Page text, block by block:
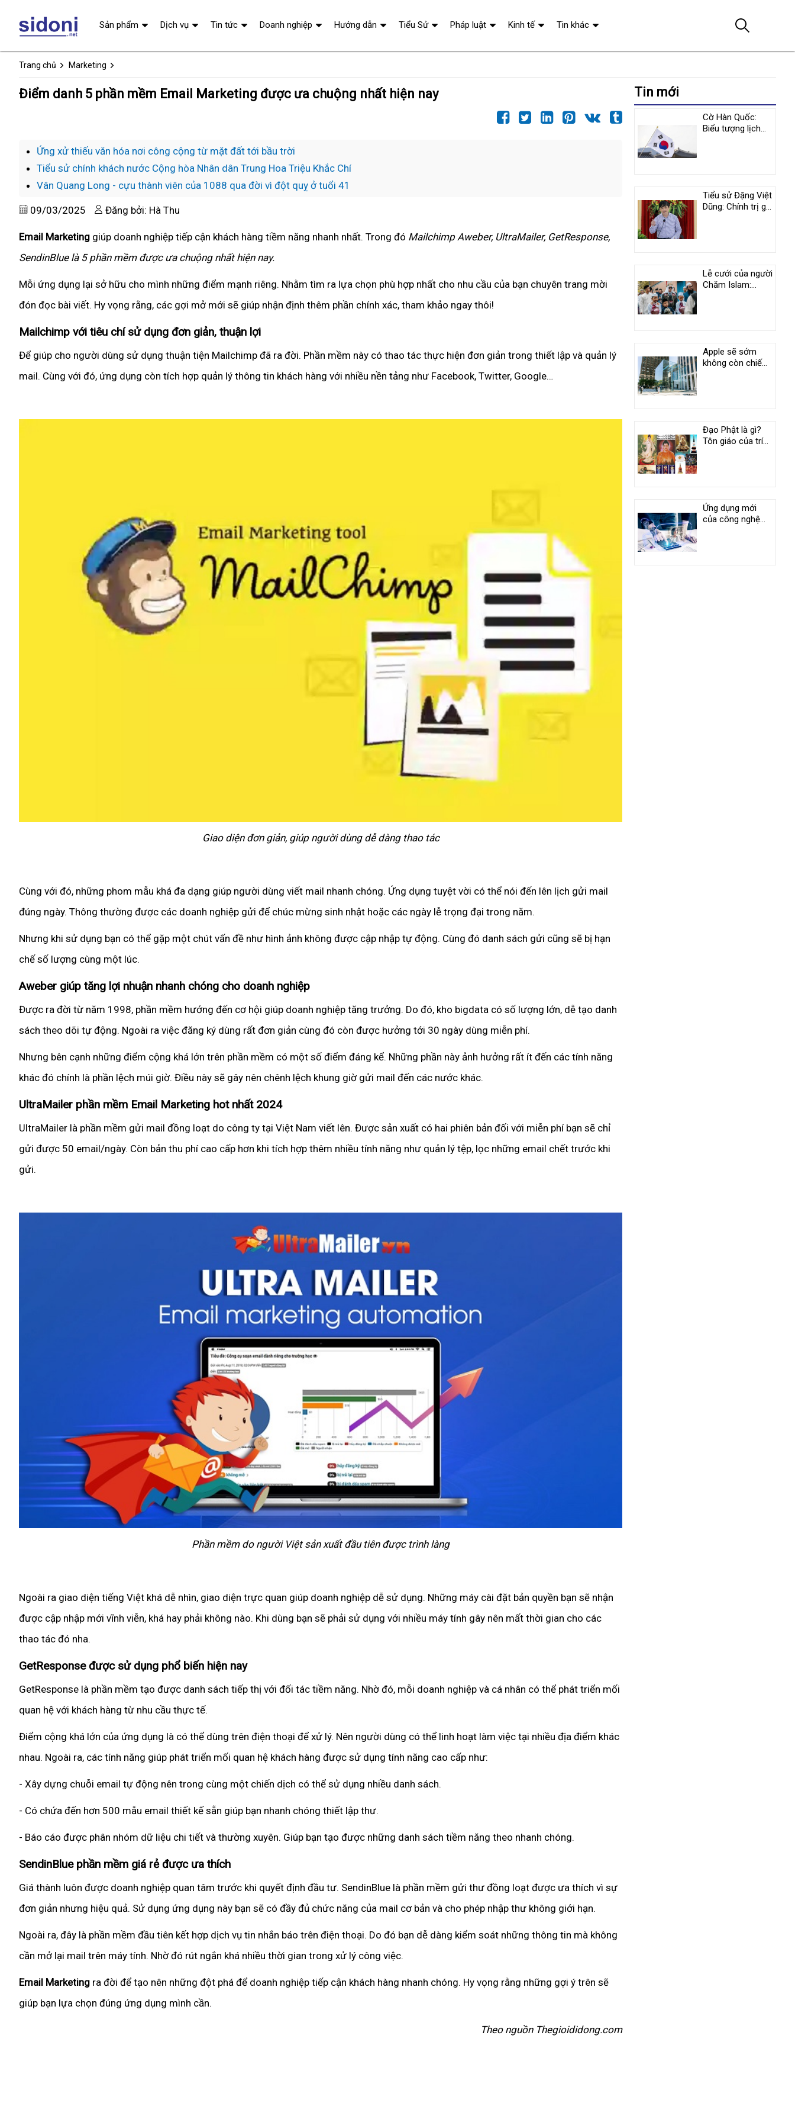
Trang chủ Marketing
Điểm danh 5 phần mềm Email Marketing được ưa chuộng nhất hiện nay
Ứng xử thiếu văn hóa nơi công cộng từ mặt đất tới bầu trời
Tiểu sử chính khách nước Cộng hòa Nhân dân Trung Hoa Triệu Khắc Chí
Vân Quang Long - cựu thành viên của 1088 qua đời vì đột quỵ ở tuổi 41
09/03/2025 Đăng bởi: Hà Thu
Email Marketing giúp doanh nghiệp tiếp cận khách hàng tiềm năng nhanh nhất. Trong đó Mailchimp Aweber, UltraMailer, GetResponse,
SendinBlue là 5 phần mềm được ưa chuộng nhất hiện nay.
Mỗi ứng dụng lại sở hữu cho mình những điểm mạnh riêng. Nhằm tìm ra lựa chọn phù hợp nhất cho nhu cầu của bạn chuyên trang mời
đón đọc bài viết. Hy vọng rằng, các gợi mở mới sẽ giúp nhận định thêm phần chính xác, tham khảo ngay thôi!
Mailchimp với tiêu chí sử dụng đơn giản, thuận lợi
Để giúp cho người dùng sử dụng thuận tiện Mailchimp đã ra đời. Phần mềm này có thao tác thực hiện đơn giản trong thiết lập và quản lý
mail. Cùng với đó, ứng dụng còn tích hợp quản lý thông tin khách hàng với nhiều nền tảng như Facebook, Twitter, Google…
Giao diện đơn giản, giúp người dùng dễ dàng thao tác
Cùng với đó, những phom mẫu khá đa dạng giúp người dùng viết mail nhanh chóng. Ứng dụng tuyệt vời có thể nói đến lên lịch gửi mail
đúng ngày. Thông thường được các doanh nghiệp gửi để chúc mừng sinh nhật hoặc các ngày lễ trọng đại trong năm.
Nhưng khi sử dụng bạn có thể gặp một chút vấn đề như hình ảnh không được cập nhập tự động. Cùng đó danh sách gửi cũng sẽ bị hạn
chế số lượng cùng một lúc.
Aweber giúp tăng lợi nhuận nhanh chóng cho doanh nghiệp
Được ra đời từ năm 1998, phần mềm hướng đến cơ hội giúp doanh nghiệp tăng trưởng. Do đó, kho bigdata có số lượng lớn, dễ tạo danh
sách theo dõi tự động. Ngoài ra việc đăng ký dùng rất đơn giản cùng đó còn được hưởng tới 30 ngày dùng miễn phí.
Nhưng bên cạnh những điểm cộng khá lớn trên phần mềm có một số điểm đáng kể. Những phần này ảnh hưởng rất ít đến các tính năng
khác đó chính là phần lệch múi giờ. Điều này sẽ gây nên chênh lệch khung giờ gửi mail đến các nước khác.
UltraMailer phần mềm Email Marketing hot nhất 2024
UltraMailer là phần mềm gửi mail đồng loạt do công ty tại Việt Nam viết lên. Được sản xuất có hai phiên bản đối với miễn phí bạn sẽ chỉ
gửi được 50 email/ngày. Còn bản thu phí cao cấp hơn khi tích hợp thêm nhiều tính năng như quản lý tệp, lọc những email chết trước khi
gửi.
Phần mềm do người Việt sản xuất đầu tiên được trình làng
Ngoài ra giao diện tiếng Việt khá dễ nhìn, giao diện trực quan giúp doanh nghiệp dễ sử dụng. Những máy cài đặt bản quyền bạn sẽ nhận
được cập nhập mới vĩnh viễn, khá hay phải không nào. Khi dùng bạn sẽ phải sử dụng với nhiều máy tính gây nên mất thời gian cho các
thao tác đó nha.
GetResponse được sử dụng phổ biến hiện nay
GetResponse là phần mềm tạo được danh sách tiếp thị với đối tác tiềm năng. Nhờ đó, mỗi doanh nghiệp và cá nhân có thể phát triển mối
quan hệ với khách hàng từ nhu cầu thực tế.
Điểm cộng khá lớn của ứng dụng là có thể dùng trên điện thoại để xử lý. Nên người dùng có thể linh hoạt làm việc tại nhiều địa điểm khác
nhau. Ngoài ra, các tính năng giúp phát triển mối quan hệ khách hàng được sử dụng tính năng cao cấp như:
- Xây dựng chuỗi email tự động nên trong cùng một chiến dịch có thể sử dụng nhiều danh sách.
- Có chứa đến hơn 500 mẫu email thiết kế sẵn giúp bạn nhanh chóng thiết lập thư.
- Báo cáo được phân nhóm dữ liệu chi tiết và thường xuyên. Giúp bạn tạo được những danh sách tiềm năng theo nhanh chóng.
SendinBlue phần mềm giá rẻ được ưa thích
Giá thành luôn được doanh nghiệp quan tâm trước khi quyết định đầu tư. SendinBlue là phần mềm gửi thư đồng loạt được ưa thích vì sự
đơn giản nhưng hiệu quả. Sử dụng ứng dụng này bạn sẽ có đầy đủ chức năng của mail cơ bản và cho phép nhập thư không giới hạn.
Ngoài ra, đây là phần mềm đầu tiên kết hợp dịch vụ tin nhắn báo trên điện thoại. Do đó bạn dễ dàng kiểm soát những thông tin mà không
cần mở lại mail trên máy tính. Nhờ đó rút ngắn khá nhiều thời gian trong xử lý công việc.
Email Marketing ra đời để tạo nên những đột phá để doanh nghiệp tiếp cận khách hàng nhanh chóng. Hy vọng rằng những gợi ý trên sẽ
giúp bạn lựa chọn đúng ứng dụng mình cần.
Theo nguồn Thegioididong.com
Tin mới
Cờ Hàn Quốc:
Biểu tượng lịch
Tiểu sử Đặng Việt
Dũng: Chính trị gia
Lễ cưới của người
Chăm Islam:
Apple sẽ sớm
không còn chiếm
Đạo Phật là gì?
Tôn giáo của trí
Ứng dụng mới
của công nghệ
Sản phẩm Dịch vụ Tin tức Doanh nghiệp Hướng dẫn Tiểu Sử Pháp luật Kinh tế Tin khác